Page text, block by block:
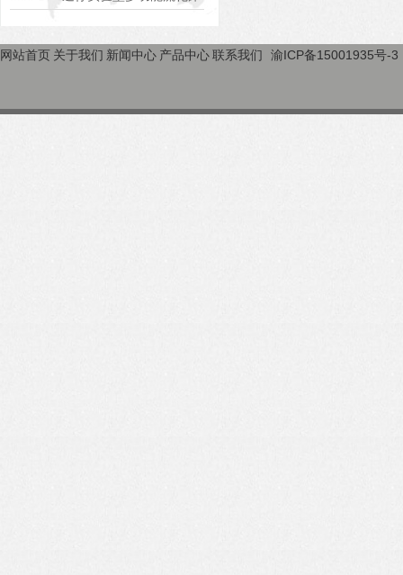
网站首页 关于我们 新闻中心 产品中心联系我们 渝ICP备15001935号-3